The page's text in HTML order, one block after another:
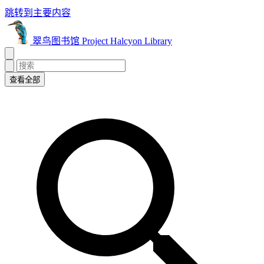
跳转到主要内容
翠鸟图书馆 Project Halcyon Library
查看全部